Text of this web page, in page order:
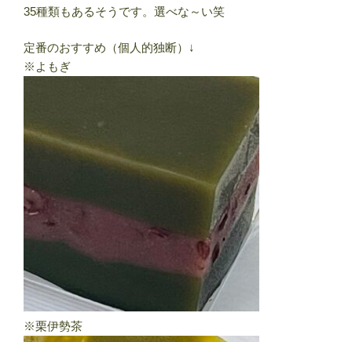
35種類もあるそうです。選べな～い笑
定番のおすすめ（個人的独断）↓
※よもぎ
※栗伊勢茶